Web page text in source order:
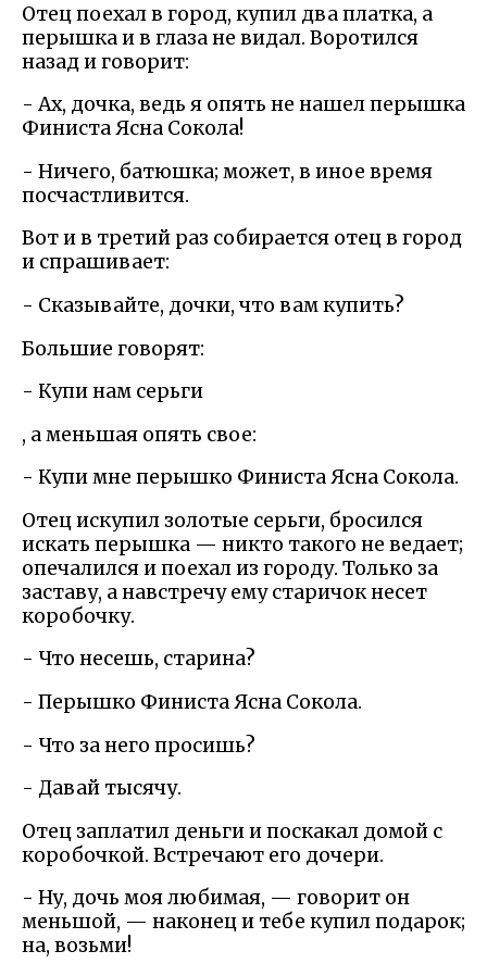
Отец поехал в город, купил два платка, а
перышка и в глаза не видал. Воротился
назад и говорит:
- Ах, дочка, ведь я опять не нашел перышка
Финиста Ясна Сокола!
- Ничего, батюшка; может, в иное время
посчастливится.
Вот и в третий раз собирается отец в город
и спрашивает:
- Сказывайте, дочки, что вам купить?
Большие говорят:
- Купи нам серьги
, а меньшая опять свое:
- Купи мне перышко Финиста Ясна Сокола.
Отец искупил золотые серьги, бросился
искать перышка — никто такого не ведает;
опечалился и поехал из городу. Только за
заставу, а навстречу ему старичок несет
коробочку.
- Что несешь, старина?
- Перышко Финиста Ясна Сокола.
- Что за него просишь?
- Давай тысячу.
Отец заплатил деньги и поскакал домой с
коробочкой. Встречают его дочери.
- Ну, дочь моя любимая, — говорит он
меньшой, — наконец и тебе купил подарок;
на, возьми!